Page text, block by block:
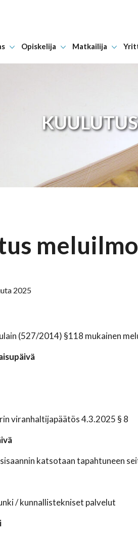
Hyppää
Opiskelija Matkailija
KUULUTUS
2025
(527/2014) §118 mukainen
viranhaltijapäätös 4.3.2025 § 8
katsotaan tapahtuneen
/ kunnallistekniset palvelut